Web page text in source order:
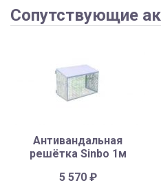
Сопутствующие
Антивандальная
решётка Sinbo 1м
5 570 ₽